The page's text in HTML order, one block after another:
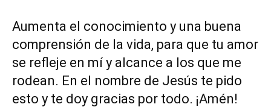
Aumenta el conocimiento y una buena
comprensión de la vida, para que tu amor
se refleje en mí y alcance a los que me
rodean. En el nombre de Jesús te pido
esto y te doy gracias por todo. ¡Amén!